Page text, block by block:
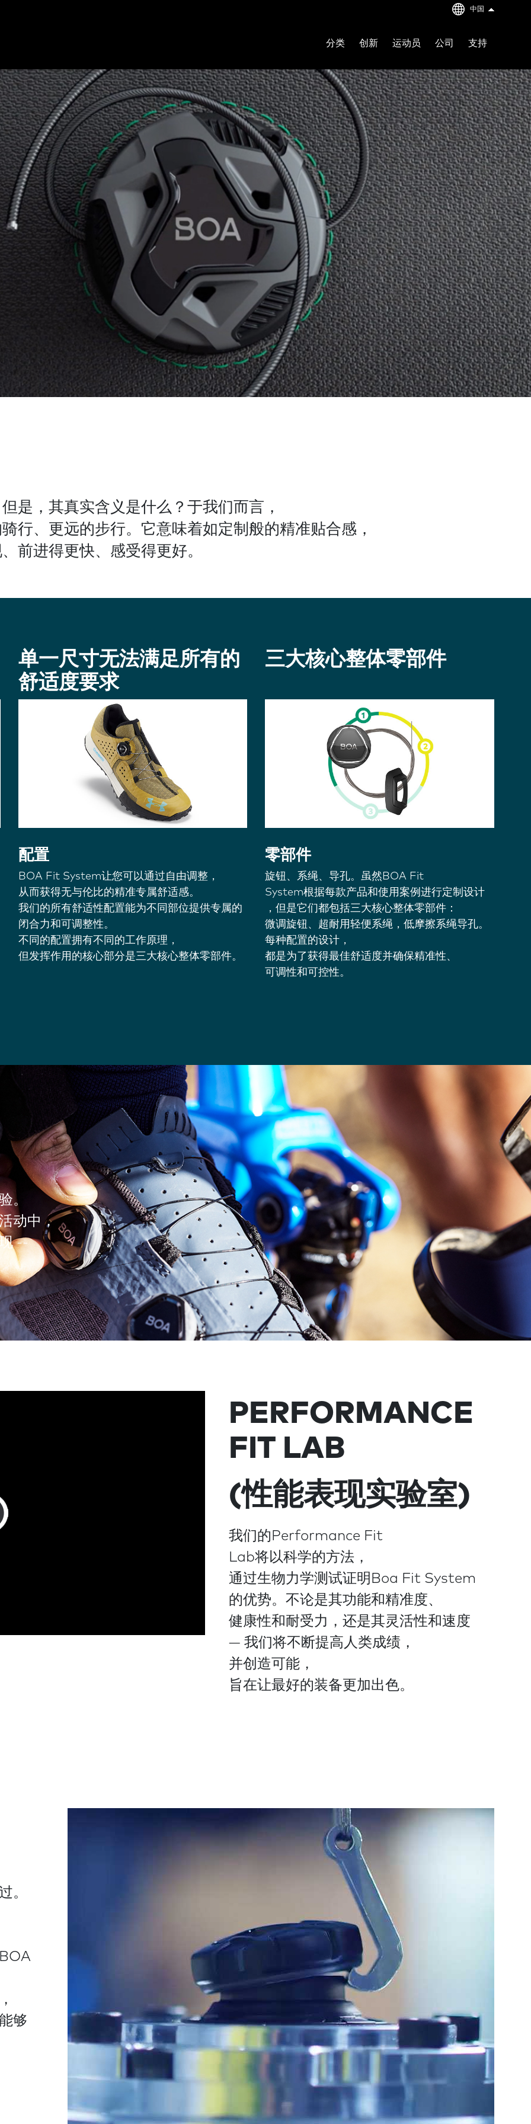
中国
分类 创新 运动员 公司 支持
是，其真实含义是什么？于我们而言，
行、更远的步行。它意味着如定制般的精准贴合感，
前进得更快、感受得更好。
单一尺寸无法满足所有的
舒适度要求
配置
BOA Fit System让您可以通过自由调整，
从而获得无与伦比的精准专属舒适感。
我们的所有舒适性配置能为不同部位提供专属的
闭合力和可调整性。
不同的配置拥有不同的工作原理，
但发挥作用的核心部分是三大核心整体零部件。
三大核心整体零部件
零部件
旋钮、系绳、导孔。虽然BOA Fit
System根据每款产品和使用案例进行定制设计
，但是它们都包括三大核心整体零部件：
微调旋钮、超耐用轻便系绳，低摩擦系绳导孔。
每种配置的设计，
都是为了获得最佳舒适度并确保精准性、
可调性和可控性。
。
动中，
--
PERFORMANCE
FIT LAB
(性能表现实验室)
我们的Performance Fit
Lab将以科学的方法，
通过生物力学测试证明Boa Fit System
的优势。不论是其功能和精准度、
健康性和耐受力，还是其灵活性和速度
— 我们将不断提高人类成绩，
并创造可能，
旨在让最好的装备更加出色。
。
够